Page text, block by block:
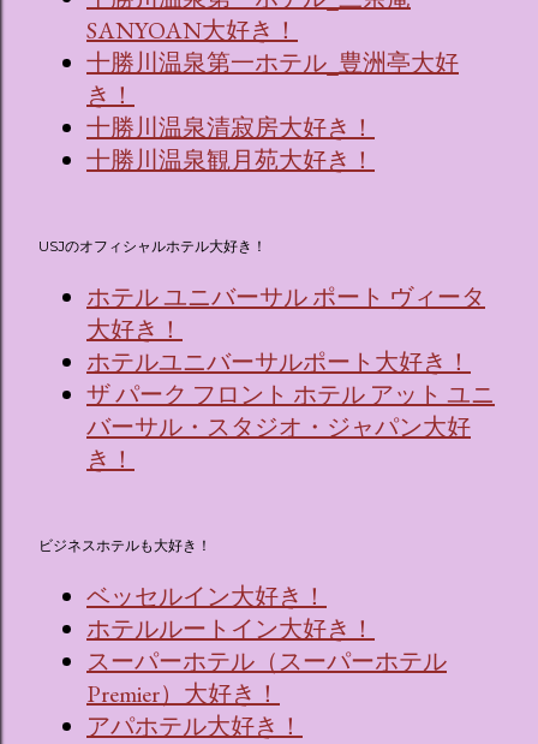
SANYOAN大好き！
十勝川温泉第一ホテル_豊洲亭大好
き！
十勝川温泉清寂房大好き！
十勝川温泉観月苑大好き！
USJのオフィシャルホテル大好き！
ホテル ユニバーサル ポート ヴィータ
大好き！
ホテルユニバーサルポート大好き！
ザ パーク フロント ホテル アット ユニ
バーサル・スタジオ・ジャパン大好
き！
ビジネスホテルも大好き！
ベッセルイン大好き！
ホテルルートイン大好き！
スーパーホテル（スーパーホテル
Premier）大好き！
アパホテル大好き！